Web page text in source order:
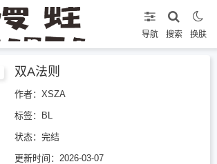
导航 搜索 换肤
双A法则
作者：XSZA
标签： BL
状态： 完结
更新时间：2026-03-07